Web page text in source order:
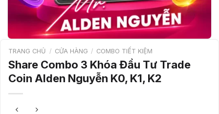
TRANG CHỦ / CỬA HÀNG / COMBO TIẾT KIỆM
Share Combo 3 Khóa Đầu Tư Trade
Coin Alden Nguyễn K0, K1, K2